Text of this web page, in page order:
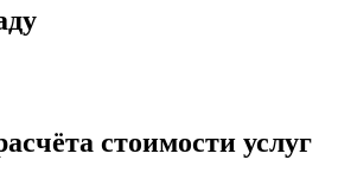
стоимости услуг